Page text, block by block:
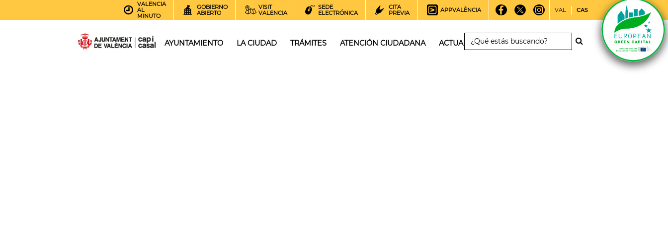
VALENCIA
AL
MINUTO
GOBIERNO
ABIERTO
VISIT
VALENCIA
SEDE
ELECTRÓNICA
CITA
PREVIA
APPVALÈNCIA VAL CAS
AYUNTAMIENTO LA CIUDAD TRÁMITES ATENCIÓN CIUDADANA ACTUALIDAD